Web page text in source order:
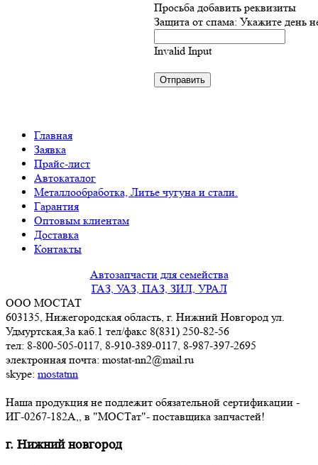
Просьба добавить реквизиты
Защита от спама: Укажите день
Invalid Input
Главная
Заявка
Прайс-лист
Автокаталог
Металлообработка, Литье чугуна и стали.
Гарантия
Оптовым клиентам
Доставка
Контакты
Автозапчасти для семейства
ГАЗ, УАЗ, ПАЗ, ЗИЛ, УРАЛ
ООО МОСТАТ
603135, Нижегородская область, г. Нижний Новгород ул.
Удмуртская,3a каб.1 тел/факс 8(831) 250-82-56
тел: 8-800-505-0117, 8-910-389-0117, 8-987-397-2695
электронная почта: mostat-nn2@mail.ru
skype: mostatnn
Наша продукция не подлежит обязательной сертификации -
ИГ-0267-182А,, в "МОСТат"- поставщика запчастей!
г. Нижний новгород